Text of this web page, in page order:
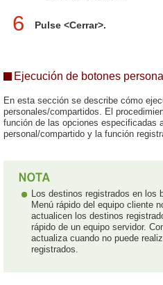
6 Pulse <Cerrar>.
Ejecución de botones
En esta sección se describe cómo
personales/compartidos. El
función de las opciones especificadas
personal/compartido y la función
Los destinos registrados en los
Menú rápido del equipo cliente
actualicen los destinos
rápido de un equipo servidor.
actualiza cuando no puede
registrados.